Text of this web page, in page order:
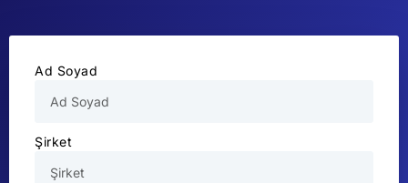
Ad Soyad
Şirket